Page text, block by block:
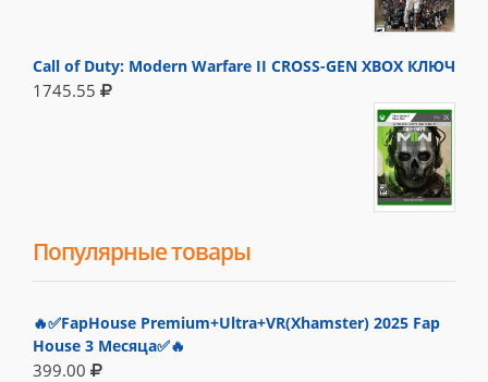
Call of Duty: Modern Warfare II CROSS-GEN XBOX КЛЮЧ
1745.55
Популярные товары
🔥✅FapHouse Premium+Ultra+VR(Xhamster) 2025 Fap
House 3 Месяца✅🔥
399.00